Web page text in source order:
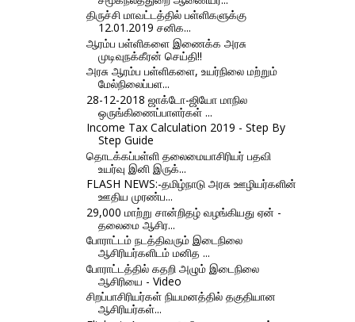
திருச்சி மாவட்டத்தில் பள்ளிகளுக்கு
12.01.2019 சனிக...
ஆரம்ப பள்ளிகளை இணைக்க அரசு
முடிவுநக்கீரன் செய்தி!!
அரசு ஆரம்ப பள்ளிகளை, உயர்நிலை மற்றும்
மேல்நிலைப்பள...
28-12-2018 ஜாக்டோ-ஜியோ மாநில
ஒருங்கிணைப்பாளர்கள் ...
Income Tax Calculation 2019 - Step By
Step Guide
தொடக்கப்பள்ளி தலைமையாசிரியர் பதவி
உயர்வு இனி இருக்...
FLASH NEWS:-தமிழ்நாடு அரசு ஊழியர்களின்
ஊதிய முரண்ப...
29,000 மாற்று சான்றிதழ் வழங்கியது ஏன் -
தலைமை ஆசிர...
போராட்டம் நடத்திவரும் இடைநிலை
ஆசிரியர்களிடம் மனித ...
போராட்டத்தில் கதறி அழும் இடைநிலை
ஆசிரியை - Video
சிறப்பாசிரியர்கள் நியமனத்தில் தகுதியான
ஆசிரியர்கள்...